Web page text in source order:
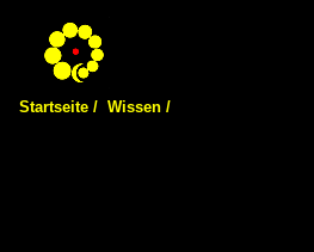
Startseite / Wissen /